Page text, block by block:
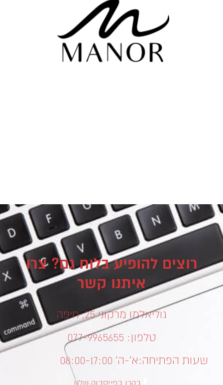
רוצים להופיע בלוח גם? צרו
איתנו קשר
גוליאלמו מרקוני 25, חיפה
טלפון: 077-9965655
שעות הפתיחה:א’-ה’ 08:00-17:00
בקרו בפייסבוק שלנו